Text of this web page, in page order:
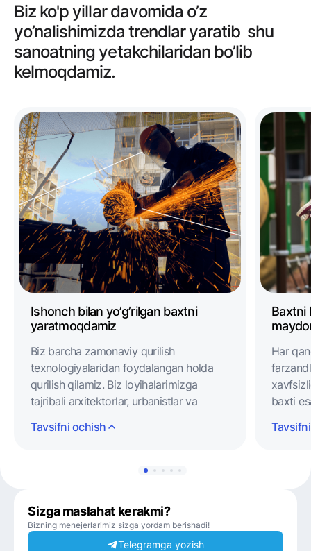
Biz ko'p yillar davomida o’z
yo’nalishimizda trendlar yaratib shu
sanoatning yetakchilaridan bo’lib
kelmoqdamiz.
Ishonch bilan yo’g’rilgan baxtni
yaratmoqdamiz
Biz barcha zamonaviy qurilish
texnologiyalaridan foydalangan holda
qurilish qilamiz. Biz loyihalarimizga
tajribali arxitektorlar, urbanistlar va
pardozlashda yuqori sifatli
uchun xam biz loyihalarimizga 3 yil
qaytib kelamiz.
Tavsifni ochish
Baxtni
Har
baxti
Sizga maslahat kerakmi?
Bizning menejerlarimiz sizga yordam berishadi!
Telegramga yozish